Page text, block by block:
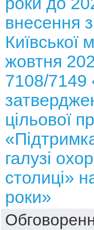
внесення
Київської
жовтня
7108/7149
цільової
галузі
столиці»
роки»